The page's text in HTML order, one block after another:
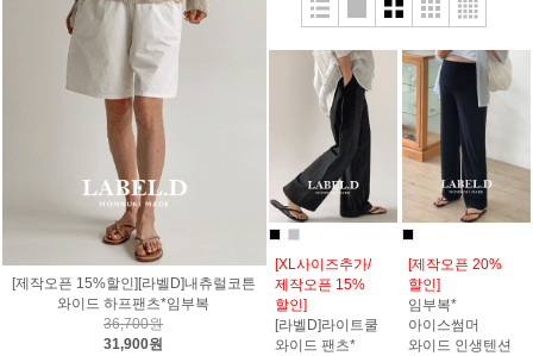
[제작오픈 15%할인][라벨D]내츄럴코튼
와이드 하프팬츠*임부복
36,700원
31,900원
[XL사이즈추가/
제작오픈 15%
할인]
[라벨D]라이트쿨
와이드 팬츠*
[제작오픈 20%
할인]
임부복*
아이스썸머
와이드 인생텐션